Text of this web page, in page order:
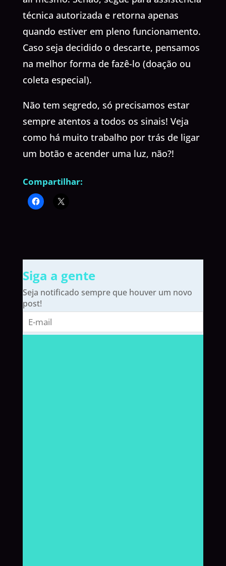
técnica autorizada e retorna apenas
quando estiver em pleno funcionamento.
Caso seja decidido o descarte, pensamos
na melhor forma de fazê-lo (doação ou
coleta especial).
Não tem segredo, só precisamos estar
sempre atentos a todos os sinais! Veja
como há muito trabalho por trás de ligar
um botão e acender uma luz, não?!
Compartilhar:
Siga a gente
Seja notificado sempre que houver um novo
post!
E-
mail